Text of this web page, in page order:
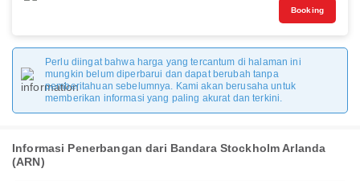
Booking
Perlu diingat bahwa harga yang tercantum di halaman ini
mungkin belum diperbarui dan dapat berubah tanpa
pemberitahuan sebelumnya. Kami akan berusaha untuk
memberikan informasi yang paling akurat dan terkini.
Informasi Penerbangan dari Bandara Stockholm Arlanda
(ARN)